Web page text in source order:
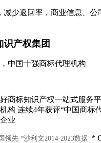
减少返回率，商业信息、公
识产权集团
中国十强商标代理机构
商标知识产权一站式服务
构 连续4年获评“中国商标
业
领先 *沙利文2014-2023数据 *